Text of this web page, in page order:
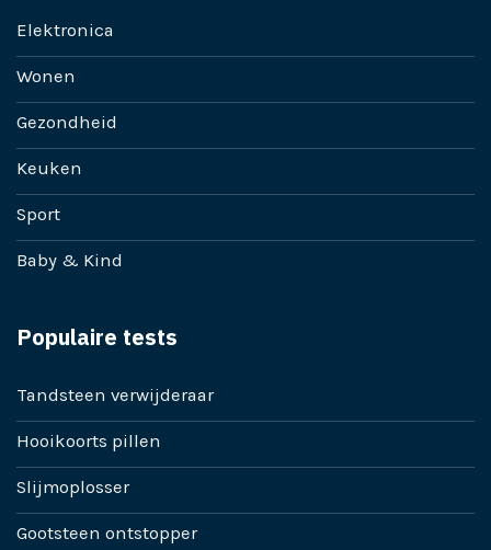
Elektronica
Wonen
Gezondheid
Keuken
Sport
Baby & Kind
Populaire tests
Tandsteen verwijderaar
Hooikoorts pillen
Slijmoplosser
Gootsteen ontstopper